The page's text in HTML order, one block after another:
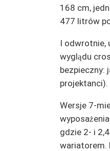
168 cm,
477 litrów
I odwrotnie,
wyglądu
bezpieczny:
Wersje 7-
gdzie 2- i
wariatorem.